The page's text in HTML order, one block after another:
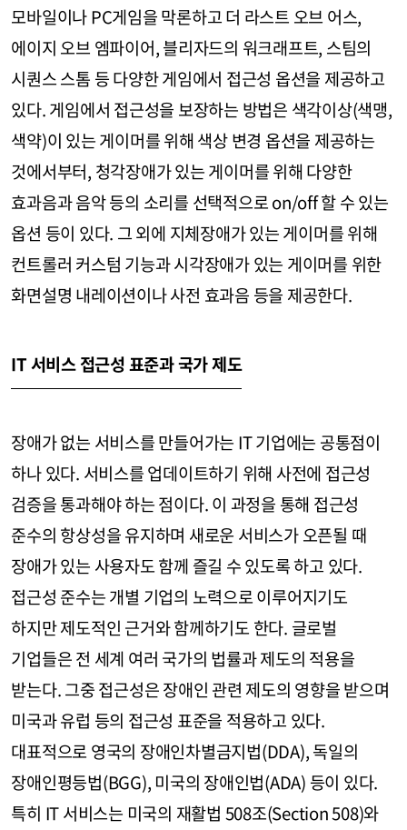
모바일이나 PC게임을 막론하고 더 라스트 오브 어스,
에이지 오브 엠파이어, 블리자드의 워크래프트, 스팀의
시퀀스 스톰 등 다양한 게임에서 접근성 옵션을 제공하고
있다. 게임에서 접근성을 보장하는 방법은 색각이상(색맹,
색약)이 있는 게이머를 위해 색상 변경 옵션을 제공하는
것에서부터, 청각장애가 있는 게이머를 위해 다양한
효과음과 음악 등의 소리를 선택적으로 on/off 할 수 있는
옵션 등이 있다. 그 외에 지체장애가 있는 게이머를 위해
컨트롤러 커스텀 기능과 시각장애가 있는 게이머를 위한
화면설명 내레이션이나 사전 효과음 등을 제공한다.
IT 서비스 접근성 표준과 국가 제도
장애가 없는 서비스를 만들어가는 IT 기업에는 공통점이
하나 있다. 서비스를 업데이트하기 위해 사전에 접근성
검증을 통과해야 하는 점이다. 이 과정을 통해 접근성
준수의 항상성을 유지하며 새로운 서비스가 오픈될 때
장애가 있는 사용자도 함께 즐길 수 있도록 하고 있다.
접근성 준수는 개별 기업의 노력으로 이루어지기도
하지만 제도적인 근거와 함께하기도 한다. 글로벌
기업들은 전 세계 여러 국가의 법률과 제도의 적용을
받는다. 그중 접근성은 장애인 관련 제도의 영향을 받으며
미국과 유럽 등의 접근성 표준을 적용하고 있다.
대표적으로 영국의 장애인차별금지법(DDA), 독일의
장애인평등법(BGG), 미국의 장애인법(ADA) 등이 있다.
특히 IT 서비스는 미국의 재활법 508조(Section 508)와